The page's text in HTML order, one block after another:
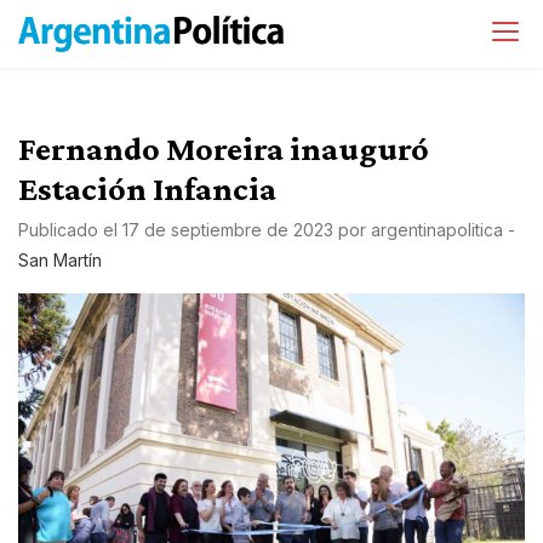
Fernando Moreira inauguró
Estación Infancia
Publicado el 17 de septiembre de 2023 por argentinapolitica -
San Martín